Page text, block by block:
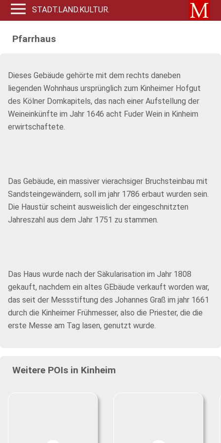
STADT.LAND.KULTUR.
Pfarrhaus
Dieses Gebäude gehörte mit dem rechts daneben
liegenden Wohnhaus ursprünglich zum Kinheimer Hofgut
des Kölner Domkapitels, das nach einer Aufstellung der
Weineinkünfte im Jahr 1646 acht Fuder Wein in Kinheim
erwirtschaftete.
Das Gebäude, ein massiver vierachsiger Bruchsteinbau mit
Sandsteingewändern, soll im jahr 1786 erbaut wurden sein.
Die Haustür scheint ausweislich der eingeschnitzten
Jahreszahl aus dem Jahr 1751 zu stammen.
Das Haus wurde nach der Säkularisation im Jahr 1808
gekauft, nachdem ein altes GEbäude verkauft worden war,
das seit der Messstiftung des Johannes Graß im jahr 1661
durch die Kinheimer Frühmesser, also die Priester, die die
erste Messe am Tag lasen, genutzt wurde.
Weitere POIs in Kinheim